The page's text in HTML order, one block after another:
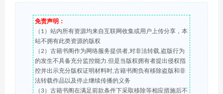
免责声明：
（1）站内所有资源均来自互联网收集或用户上传分享，本
站不拥有此类资源的版权
（2）古籍书阁作为网络服务提供者,对非法转载,盗版行为
的发生不具备充分监控能力.但是当版权拥有者提出侵权指
控并出示充分版权证明材料时,古籍书阁负有移除盗版和非
法转载作品以及停止继续传播的义务
（3）古籍书阁在满足前款条件下采取移除等相应措施后不